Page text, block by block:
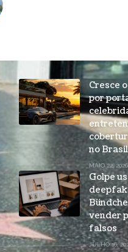
Cresce
por
no Brasil
MAIO 22, 2026
Golpe
vender
falsos
JULHO 16,